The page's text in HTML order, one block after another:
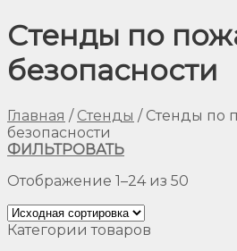
Стенды по
безопасности
Главная / Стенды /Стенды по
безопасности
ФИЛЬТРОВАТЬ
Отображение 1–24 из 50
Категории товаров